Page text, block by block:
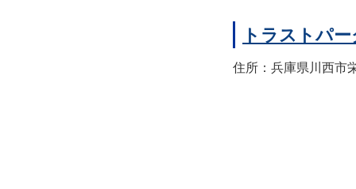
トラストパ
住所：兵庫県川西市